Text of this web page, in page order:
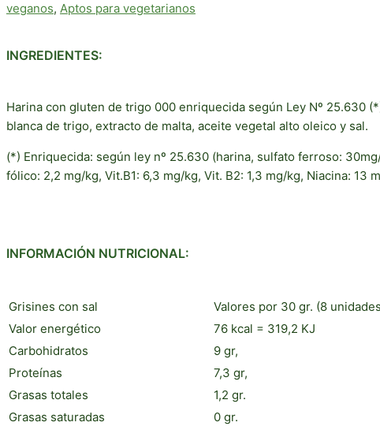
veganos, Aptos para vegetarianos
INGREDIENTES:
Harina con gluten de trigo 000 enriquecida según Ley Nº 25.630
blanca de trigo, extracto de malta, aceite vegetal alto oleico y sal.
(*) Enriquecida: según ley nº 25.630 (harina, sulfato ferroso:
fólico: 2,2 mg/kg, Vit.B1: 6,3 mg/kg, Vit. B2: 1,3 mg/kg, Niacina: 13
INFORMACIÓN NUTRICIONAL:
Grisines con sal Valores por 30 gr. (8
Valor energético
76 kcal = 319,2 KJ
Carbohidratos
9 gr,
Proteínas
7,3 gr,
Grasas totales
1,2 gr.
Grasas saturadas
0 gr.